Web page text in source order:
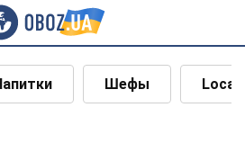
Шефы Local